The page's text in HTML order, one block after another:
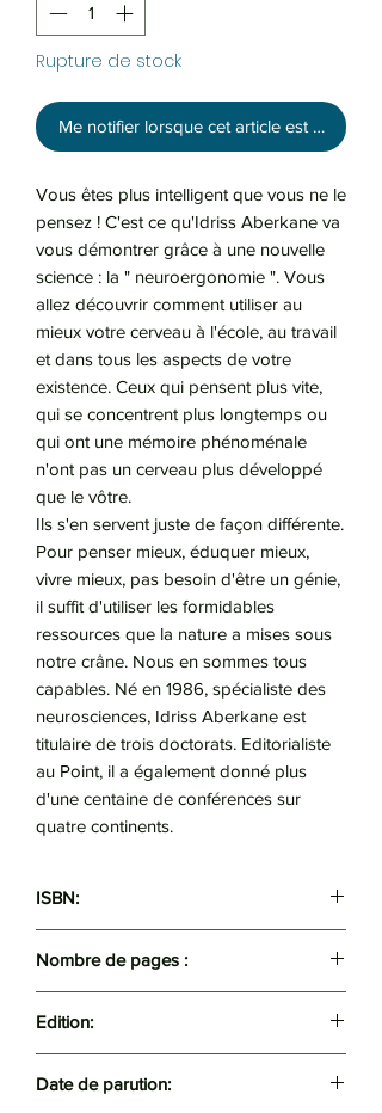
Rupture de stock
Me notifier lorsque cet article est disponible
Vous êtes plus intelligent que vous ne le
pensez ! C'est ce qu'Idriss Aberkane va
vous démontrer grâce à une nouvelle
science : la " neuroergonomie ". Vous
allez découvrir comment utiliser au
mieux votre cerveau à l'école, au travail
et dans tous les aspects de votre
existence. Ceux qui pensent plus vite,
qui se concentrent plus longtemps ou
qui ont une mémoire phénoménale
n'ont pas un cerveau plus développé
que le vôtre.
Ils s'en servent juste de façon différente.
Pour penser mieux, éduquer mieux,
vivre mieux, pas besoin d'être un génie,
il suffit d'utiliser les formidables
ressources que la nature a mises sous
notre crâne. Nous en sommes tous
capables. Né en 1986, spécialiste des
neurosciences, Idriss Aberkane est
titulaire de trois doctorats. Editorialiste
au Point, il a également donné plus
d'une centaine de conférences sur
quatre continents.
ISBN:
Nombre de pages :
Edition:
Date de parution: